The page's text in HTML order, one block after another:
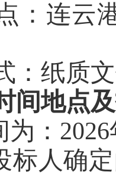
： 连云
：纸质
间地点
为：2026
标人确